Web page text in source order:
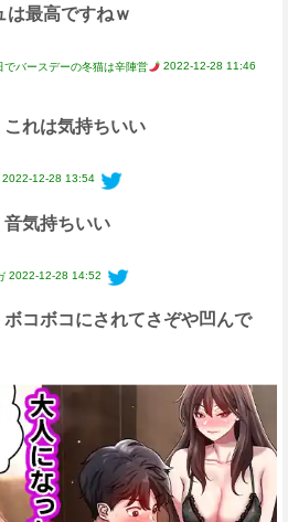
は最高ですねｗ
バースデーの冬猫は辛陣営 2022-12-28 11:46
これは気持ちいい
2022-12-28 13:54
音気持ちいい
2022-12-28 14:52
ボコボコにされてさぞや凹んで